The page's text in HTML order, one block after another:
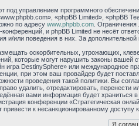
управлением программного
«phpBB Limited», «phpBB
по адресу www.phpbb.com. Ограничения
и phpBB Limited не несёт
и/или поведения в них. За
оскорбительных, угрожающих,
которые могут нарушить законы вашей
игра DestinySphere» или международное
при этом ваш провайдер будет
проведения такой политики. Вы
удалить, отредактировать,
вами информация будет храниться
конференции «Стратегическая
привести к несанкционированному доступу